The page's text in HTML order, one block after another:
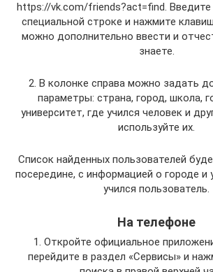
https://vk.com/friends?act=find.
специальной строке и нажмите
можно дополнительно ввести и
знаете.
2. В колонке справа можно задать
параметры: страна, город, школа,
университет, где учился человек и
используйте их.
Список найденных пользователей
посередине, с информацией о городе и
учился пользователь.
На телефоне
1. Откройте официальное
перейдите в раздел «Сервисы» и